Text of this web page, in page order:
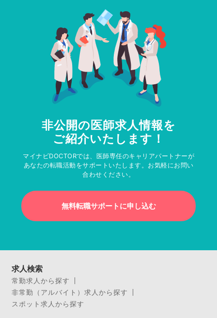
非公開の医師求人情報を
ご紹介いたします！
マイナビDOCTORでは、医師専任のキャリアパートナーが
あなたの転職活動をサポートいたします。お気軽にお問い
合わせください。
無料転職サポートに申し込む
求人検索
常勤求人から探す
非常勤（アルバイト）求人から探す
スポット求人から探す